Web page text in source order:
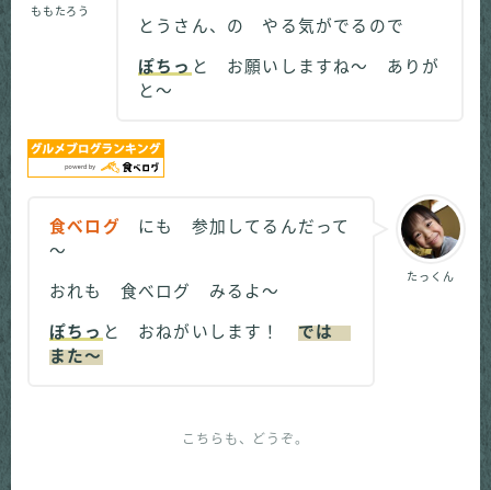
ももたろう
とうさん、の やる気がでるので
ぽちっ と お願いしますね～ ありが
と～
たっくん
食べログ
にも 参加してるんだって
～
おれも 食べログ みるよ～
ぽちっ と おねがいします！ では
また～
こちらも、どうぞ。